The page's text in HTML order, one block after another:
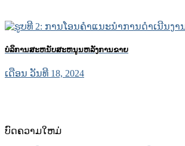
ບໍລິການສະຫນັບສະຫນູນຫລັງການຂາຍ
ເດືອນ ວັນທີ 18, 2024
ບົດຄວາມໃຫມ່